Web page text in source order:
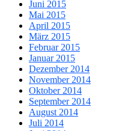
Juni 2015
Mai 2015
April 2015
März 2015
Februar 2015
Januar 2015
Dezember 2014
November 2014
Oktober 2014
September 2014
August 2014
Juli 2014